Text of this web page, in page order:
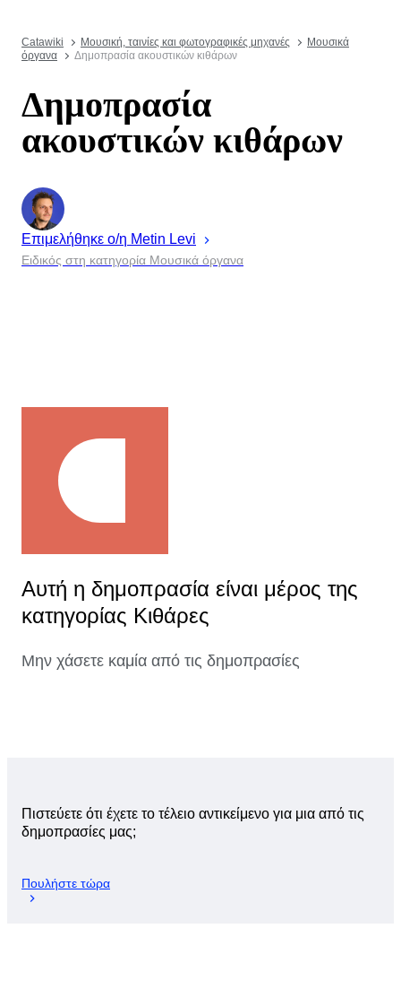
Catawiki Μουσική, ταινίες και φωτογραφικές μηχανές
Μουσικά
όργανα
Δημοπρασία ακουστικών κιθάρων
Δημοπρασία
ακουστικών κιθάρων
Επιμελήθηκε ο/η Metin Levi
Ειδικός στη κατηγορία Μουσικά όργανα
Αυτή η δημοπρασία είναι μέρος της
κατηγορίας Κιθάρες
Μην χάσετε καμία από τις δημοπρασίες
Πιστεύετε ότι έχετε το τέλειο αντικείμενο για μια από τις
δημοπρασίες μας;
Πουλήστε τώρα